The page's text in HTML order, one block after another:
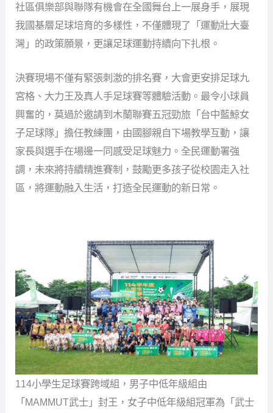
社區俱樂部與聯隊有機會在全國舞台上一展身手，展現
我國基層足球培育的多樣性，不僅體現了「運動壯大臺
灣」的政策願景，更讓足球運動持續向下扎根。
決賽現場不僅有緊張刺激的排名賽，大會更安排足球九
宮格、大力王及真人手足球賽等體驗活動。最令小球員
興奮的，莫過於邀請到木蘭聯賽五冠勁旅「台中藍鯨女
子足球隊」擔任教練團，由國腳親自下場教學互動，讓
家長與選手在場邊一同感受足球魅力。全民運動署強
調，未來將持續精進賽制，鼓勵更多孩子從校園走入社
區，將運動融入生活，打造全民運動的新日常。
114小學生足球賽跨域組，男子中低年級組由
「MAMMUT武士」封王，女子中低年級組冠軍為「武士